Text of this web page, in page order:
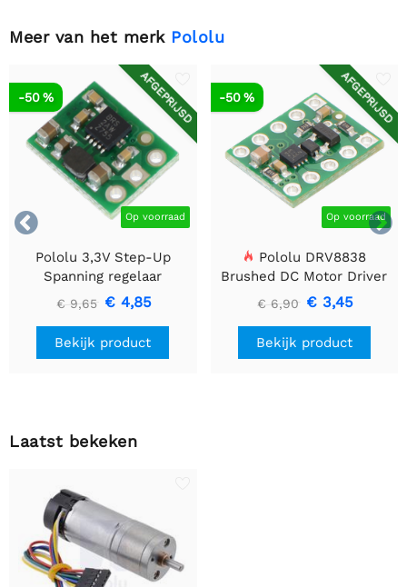
Meer van het merk Pololu


AFGEPRIJSD
Op voorraad
-50 %
Pololu 3,3V Step-Up
Spanning regelaar
U1V10F3
€ 9,65 € 4,85
Bekijk product
AFGEPRIJSD
Op voorraad
-50 %
Pololu DRV8838
Brushed DC Motor Driver
€ 6,90 € 3,45
Bekijk product
Laatst bekeken